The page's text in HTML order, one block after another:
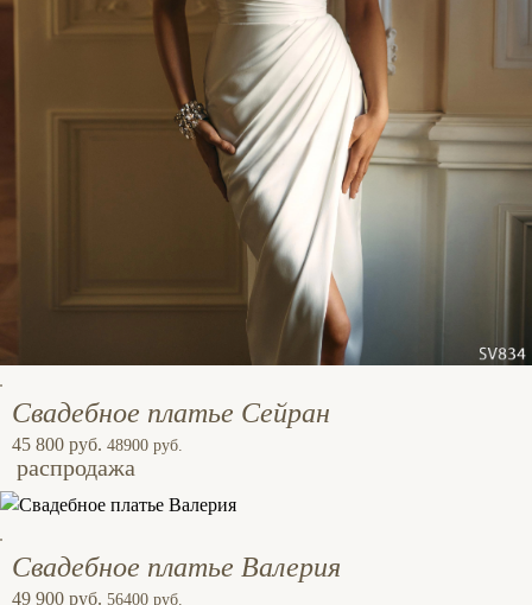
Свадебное платье Сейран
45 800 руб. 48900 руб.
распродажа
Свадебное платье Валерия
49 900 руб. 56400 руб.